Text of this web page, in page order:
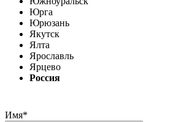
Юрга
Юрюзань
Якутск
Ялта
Ярославль
Ярцево
Россия
Имя*